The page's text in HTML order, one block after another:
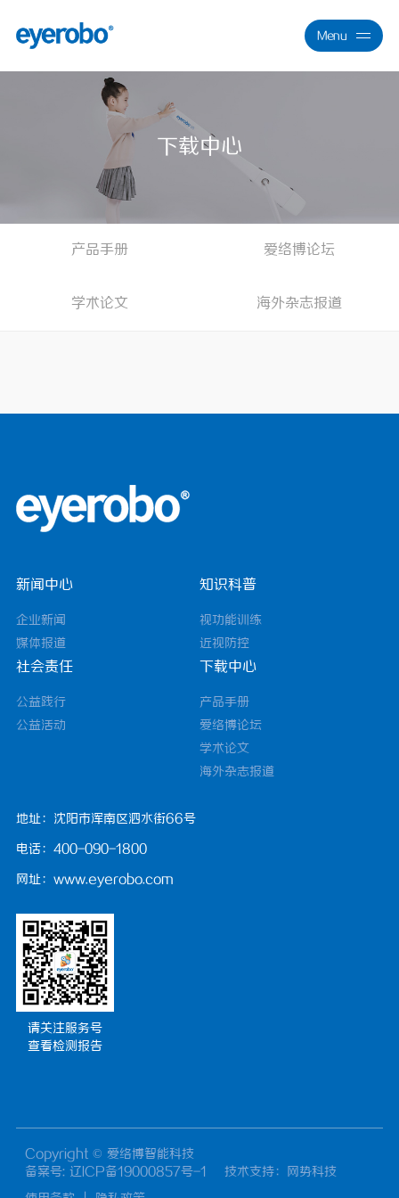
Menu
Close
下载中心
产品手册 爱络博论坛
学术论文 海外杂志报道
新闻中心
企业新闻
媒体报道
知识科普
视功能训练
近视防控
社会责任
公益践行
公益活动
下载中心
产品手册
爱络博论坛
学术论文
海外杂志报道
地址：沈阳市浑南区泗水街66号
电话：400-090-1800
网址：www.eyerobo.com
请关注服务号
查看检测报告
Copyright © 爱络博智能科技
备案号: 辽ICP备19000857号-1
技术支持：网势科技